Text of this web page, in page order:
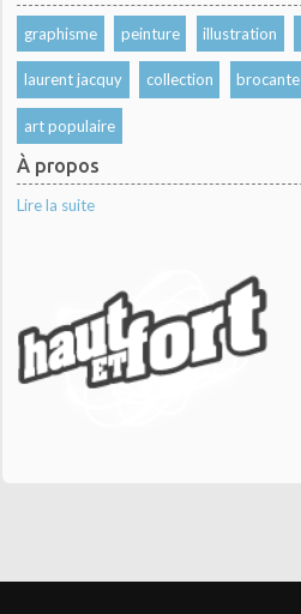
graphisme peinture illustration
laurent jacquy collection brocante
art populaire
À propos
Lire la suite